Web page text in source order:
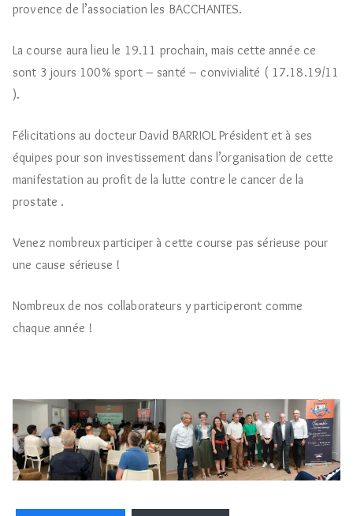
provence de l’association les BACCHANTES.
La course aura lieu le 19.11 prochain, mais cette année ce
sont 3 jours 100% sport – santé – convivialité ( 17.18.19/11
).
Félicitations au docteur David BARRIOL Président et à ses
équipes pour son investissement dans l’organisation de cette
manifestation au profit de la lutte contre le cancer de la
prostate .
Venez nombreux participer à cette course pas sérieuse pour
une cause sérieuse !
Nombreux de nos collaborateurs y participeront comme
chaque année !